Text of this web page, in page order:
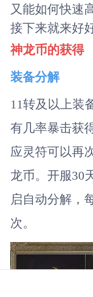
又能如何快速
接下来就来好
神龙币的获得
装备分解
11转及以上装
有几率暴击获
应灵符可以再
龙币。开服30
启自动分解，
次。